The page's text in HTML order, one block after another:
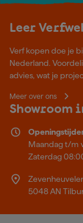
Leer
Verf kopen doe je
Nederland.
advies, wat je
Meer over ons
Showroom
Maandag t/m
Zaterdag
5048 AN